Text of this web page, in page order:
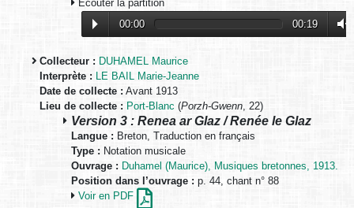
Écouter la partition
00:00
00:19
Collecteur : DUHAMEL Maurice
Interprète : LE BAIL Marie-Jeanne
Date de collecte : Avant 1913
Lieu de collecte : Port-Blanc (Porzh-Gwenn , 22)
Version 3 : Renea ar Glaz / Renée le Glaz
Langue : Breton, Traduction en français
Type : Notation musicale
Ouvrage : Duhamel (Maurice), Musiques bretonnes, 1913.
Position dans l’ouvrage : p. 44, chant n° 88
Voir en PDF